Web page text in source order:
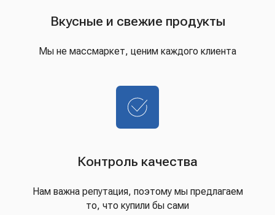
Вкусные и свежие продукты
Мы не массмаркет, ценим каждого клиента
Контроль качества
Нам важна репутация, поэтому мы предлагаем
то, что купили бы сами